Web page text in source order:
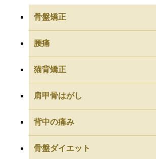
骨盤矯正
腰痛
猫背矯正
肩甲骨はがし
背中の痛み
骨盤ダイエット